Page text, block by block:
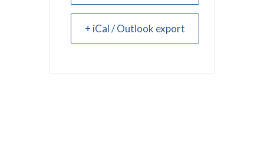
+ iCal / Outlook export